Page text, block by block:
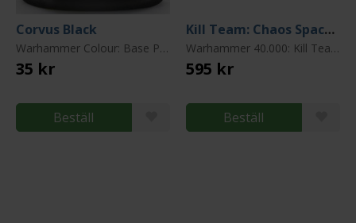
Corvus Black
Warhammer Colour: Base Paint
35 kr
Beställ
Kill Team: Chaos Space Marines Nemesis Claw
Warhammer 40.000: Kill Team
595 kr
Beställ